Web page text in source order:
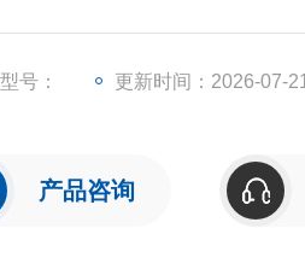
号： 更新时间：2026-07-21
产品咨询